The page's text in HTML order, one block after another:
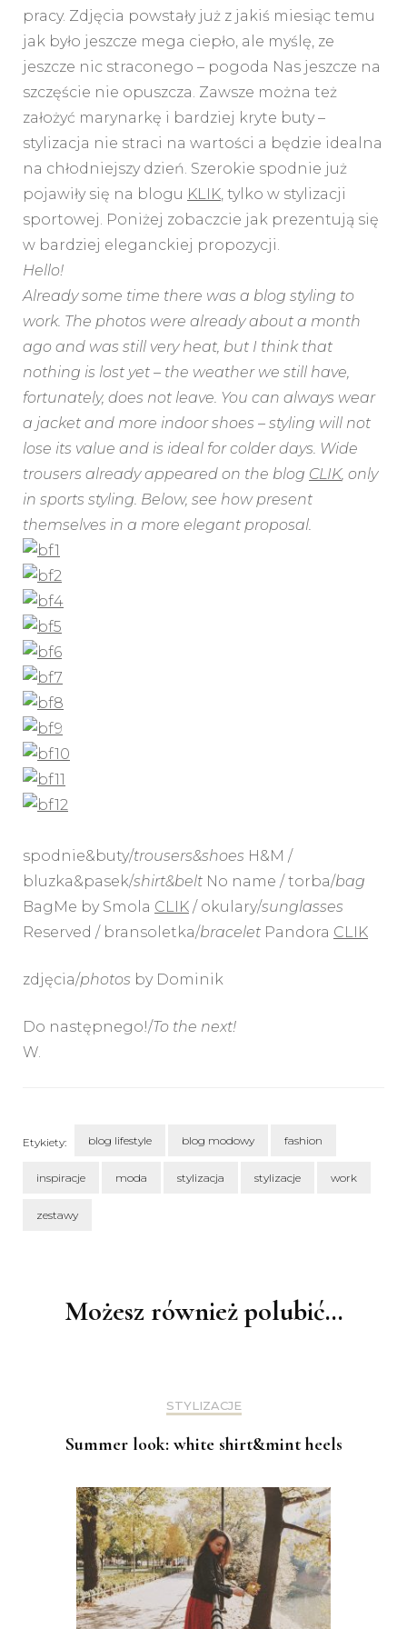
pracy. Zdjęcia powstały już z jakiś miesiąc temu
jak było jeszcze mega ciepło, ale myślę, ze
jeszcze nic straconego – pogoda Nas jeszcze na
szczęście nie opuszcza. Zawsze można też
założyć marynarkę i bardziej kryte buty –
stylizacja nie straci na wartości a będzie idealna
na chłodniejszy dzień. Szerokie spodnie już
pojawiły się na blogu KLIK, tylko w stylizacji
sportowej. Poniżej zobaczcie jak prezentują się
w bardziej eleganckiej propozycji.
Hello!
Already some time there was a blog styling to
work. The photos were already about a month
ago and was still very heat, but I think that
nothing is lost yet – the weather we still have,
fortunately, does not leave. You can always wear
a jacket and more indoor shoes – styling will not
lose its value and is ideal for colder days. Wide
trousers already appeared on the blog CLIK, only
in sports styling. Below, see how present
themselves in a more elegant proposal.
spodnie&buty/trousers&shoes H&M /
bluzka&pasek/shirt&belt No name / torba/bag
BagMe by Smola CLIK / okulary/sunglasses
Reserved / bransoletka/bracelet Pandora CLIK
zdjęcia/photos by Dominik
Do następnego!/To the next!
W.
Etykiety: blog lifestyle blog modowy fashion
inspiracje moda stylizacja stylizacje work
zestawy
Możesz również polubić…
STYLIZACJE
Summer look: white shirt&mint heels